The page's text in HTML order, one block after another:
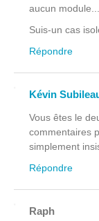
aucun module...
Suis-un cas
Répondre
Kévin
Vous êtes le
commentaires
simplement
Répondre
Raph